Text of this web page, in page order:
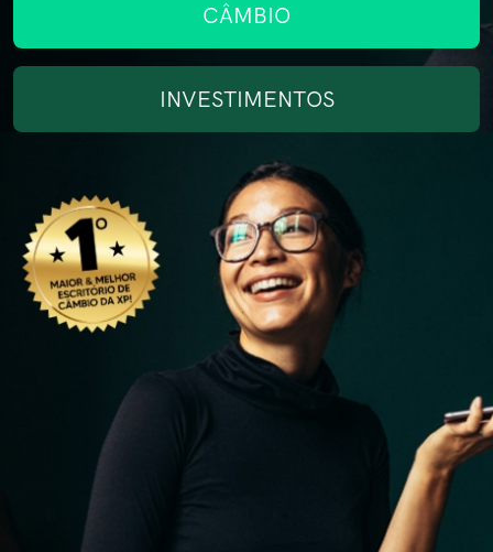
CÂMBIO
INVESTIMENTOS